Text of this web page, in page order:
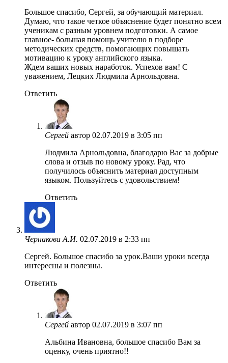
Большое спасибо, Сергей, за обучающий материал.
Думаю, что такое четкое объяснение будет понятно всем
ученикам с разным уровнем подготовки. А самое
главное- большая помощь учителю в подборе
методических средств, помогающих повышать
мотивацию к уроку английского языка.
Ждем ваших новых наработок. Успехов вам! С
уважением, Лецких Людмила Арнольдовна.
Ответить
Сергей автор 02.07.2019 в 3:05 пп
Людмила Арнольдовна, благодарю Вас за добрые
слова и отзыв по новому уроку. Рад, что
получилось объяснить материал доступным
языком. Пользуйтесь с удовольствием!
Ответить
Чернакова А.И. 02.07.2019 в 2:33 пп
Сергей. Большое спасибо за урок.Ваши уроки всегда
интересны и полезны.
Ответить
Сергей автор 02.07.2019 в 3:07 пп
Альбина Ивановна, большое спасибо Вам за
оценку, очень приятно!!